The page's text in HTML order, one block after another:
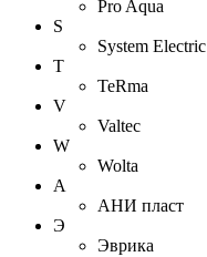
Pro Aqua
S
System Electric
T
TeRma
V
Valtec
W
Wolta
А
АНИ пласт
Э
Эврика